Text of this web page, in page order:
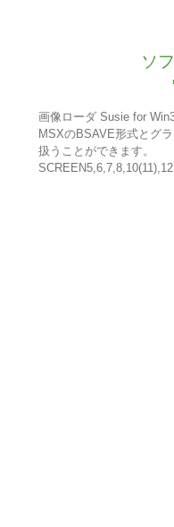
ソ
画像ローダ Susie for
MSXのBSAVE形式とグ
扱うことができます。